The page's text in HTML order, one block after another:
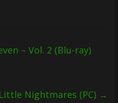
– Vol. 2 (Blu-ray)
Nightmares (PC) →